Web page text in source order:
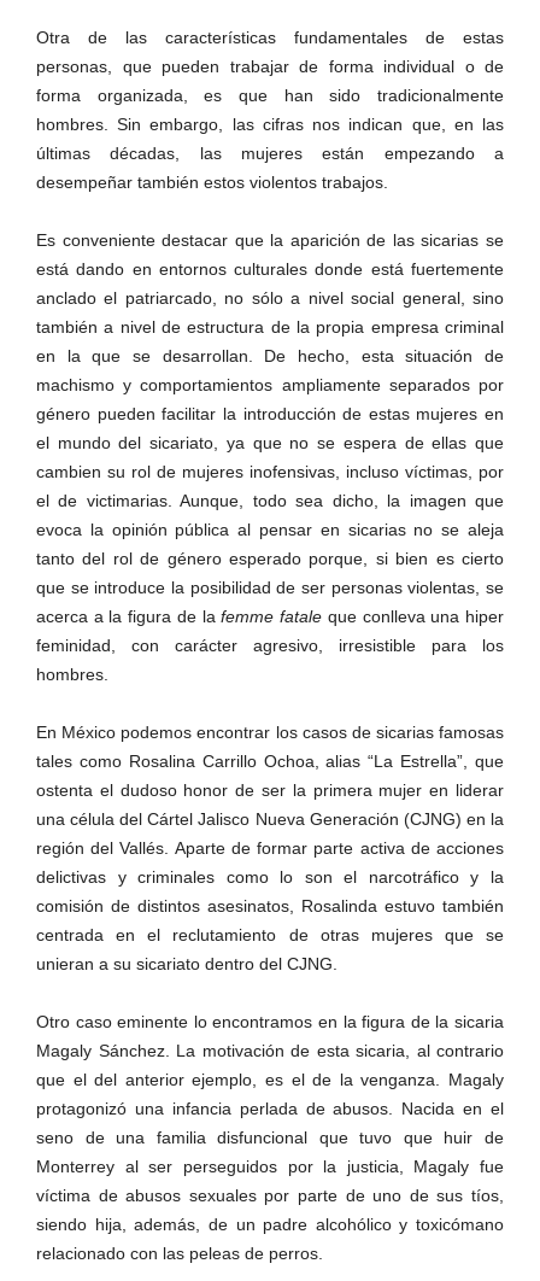
Bluesky
Threads
Otra de las características fundamentales de estas
personas, que pueden trabajar de forma individual o de
forma organizada, es que han sido tradicionalmente
hombres. Sin embargo, las cifras nos indican que, en las
últimas décadas, las mujeres están empezando a
desempeñar también estos violentos trabajos.
Es conveniente destacar que la aparición de las sicarias se
está dando en entornos culturales donde está fuertemente
anclado el patriarcado, no sólo a nivel social general, sino
también a nivel de estructura de la propia empresa criminal
en la que se desarrollan. De hecho, esta situación de
machismo y comportamientos ampliamente separados por
género pueden facilitar la introducción de estas mujeres en
el mundo del sicariato, ya que no se espera de ellas que
cambien su rol de mujeres inofensivas, incluso víctimas, por
el de victimarias. Aunque, todo sea dicho, la imagen que
evoca la opinión pública al pensar en sicarias no se aleja
tanto del rol de género esperado porque, si bien es cierto
que se introduce la posibilidad de ser personas violentas, se
acerca a la figura de lafemme fatale que conlleva una hiper
feminidad, con carácter agresivo, irresistible para los
hombres.
En México podemos encontrar los casos de sicarias famosas
tales como Rosalina Carrillo Ochoa, alias “La Estrella”, que
ostenta el dudoso honor de ser la primera mujer en liderar
una célula del Cártel Jalisco Nueva Generación (CJNG) en la
región del Vallés. Aparte de formar parte activa de acciones
delictivas y criminales como lo son el narcotráfico y la
comisión de distintos asesinatos, Rosalinda estuvo también
centrada en el reclutamiento de otras mujeres que se
unieran a su sicariato dentro del CJNG.
Otro caso eminente lo encontramos en la figura de la sicaria
Magaly Sánchez. La motivación de esta sicaria, al contrario
que el del anterior ejemplo, es el de la venganza. Magaly
protagonizó una infancia perlada de abusos. Nacida en el
seno de una familia disfuncional que tuvo que huir de
Monterrey al ser perseguidos por la justicia, Magaly fue
víctima de abusos sexuales por parte de uno de sus tíos,
siendo hija, además, de un padre alcohólico y toxicómano
relacionado con las peleas de perros.